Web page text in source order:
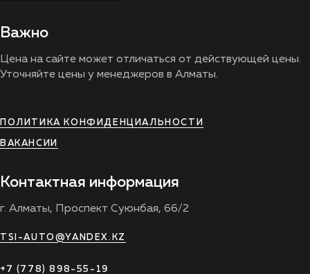
Важно
Цена на сайте может отличаться от действующей цены.
Уточняйте цены у менеджеров в Алматы.
ПОЛИТИКА КОНФИДЕНЦИАЛЬНОСТИ
ВАКАНСИИ
Контактная информация
г. Алматы, Проспект Суюнбая, 66/2
TSI-AUTO@YANDEX.KZ
+7 (778) 898-55-19